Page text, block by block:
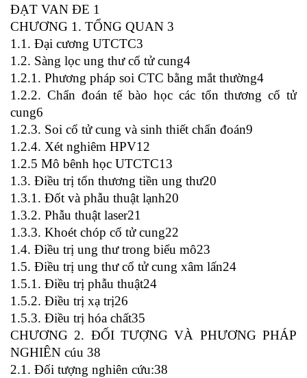
ĐẠT VAN ĐE 1
CHƯƠNG 1. TỔNG QUAN 3
1.1. Đại cương UTCTC3
1.2. Sàng lọc ung thư cổ tử cung4
1.2.1. Phương pháp soi CTC bằng mắt thường4
1.2.2. Chẩn đoán tế bào học các tổn thương cổ tử
cung6
1.2.3. Soi cổ tử cung và sinh thiết chẩn đoán9
1.2.4. Xét nghiêm HPV12
1.2.5 Mô bênh học UTCTC13
1.3. Điều trị tổn thương tiền ung thư20
1.3.1. Đốt và phẫu thuật lạnh20
1.3.2. Phẫu thuật laser21
1.3.3. Khoét chóp cổ tử cung22
1.4. Điều trị ung thư trong biểu mô23
1.5. Điều trị ung thư cổ tử cung xâm lấn24
1.5.1. Điều trị phẫu thuật24
1.5.2. Điều trị xạ trị26
1.5.3. Điều trị hóa chất35
CHƯƠNG 2. ĐỐI TƯỢNG VÀ PHƯƠNG PHÁP
NGHIÊN cúu 38
2.1. Đối tượng nghiên cứu:38